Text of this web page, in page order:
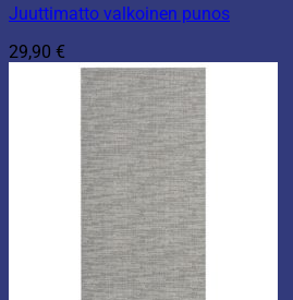
Juuttimatto valkoinen punos
29,90 €